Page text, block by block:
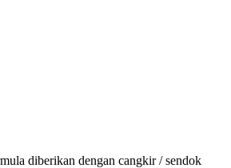
diberikan dengan cangkir / sendok